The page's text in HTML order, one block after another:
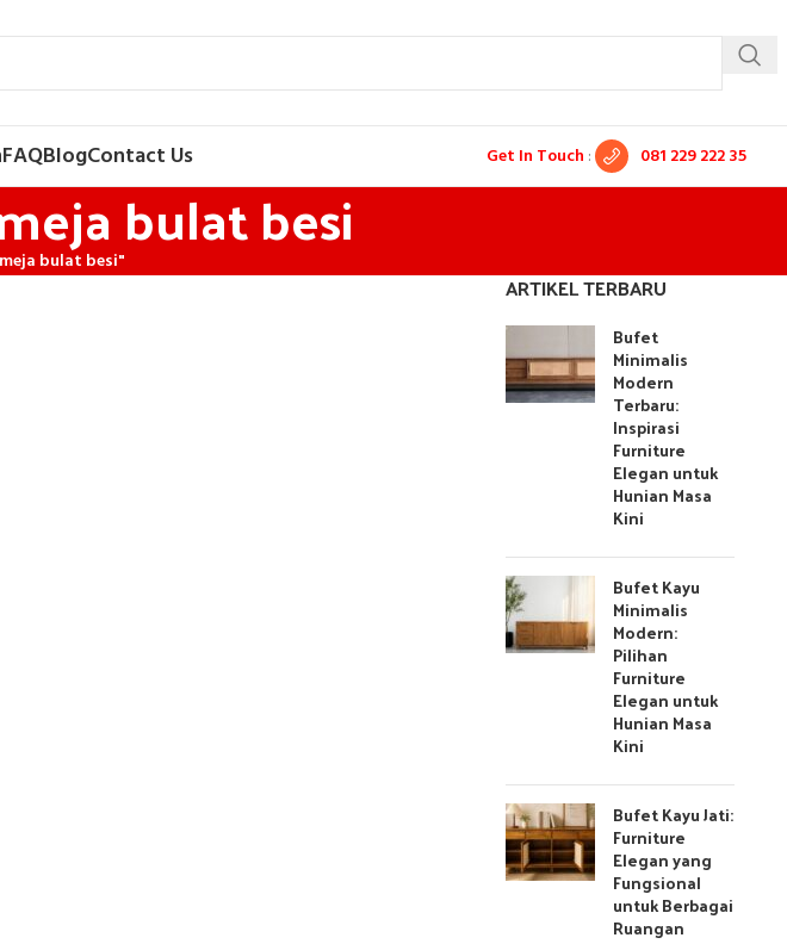
FAQBlogContact Us Get In Touch : 081 229 222 35
bulat besi
bulat besi"
ARTIKEL TERBARU
Bufet
Minimalis
Modern
Terbaru:
Inspirasi
Furniture
Elegan untuk
Hunian Masa
Kini
Bufet Kayu
Minimalis
Modern:
Pilihan
Furniture
Elegan untuk
Hunian Masa
Kini
Bufet Kayu Jati:
Furniture
Elegan yang
Fungsional
untuk Berbagai
Ruangan